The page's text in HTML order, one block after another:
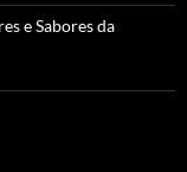
e Sabores da